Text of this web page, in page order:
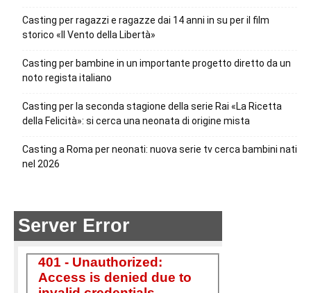
Casting per ragazzi e ragazze dai 14 anni in su per il film
storico «Il Vento della Libertà»
Casting per bambine in un importante progetto diretto da un
noto regista italiano
Casting per la seconda stagione della serie Rai «La Ricetta
della Felicità»: si cerca una neonata di origine mista
Casting a Roma per neonati: nuova serie tv cerca bambini nati
nel 2026